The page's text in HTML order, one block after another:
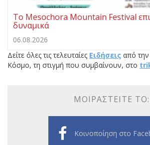
Το Mesochora Mountain Festival
δυναμικά
06.08.2026
Δείτε όλες τις τελευταίες Ειδήσεις από
Κόσμο, τη στιγμή που συμβαίνουν, στο
ΜΟΙΡΑΣΤΕΊΤΕ ΤΟ:
Κοινοποίηση στο